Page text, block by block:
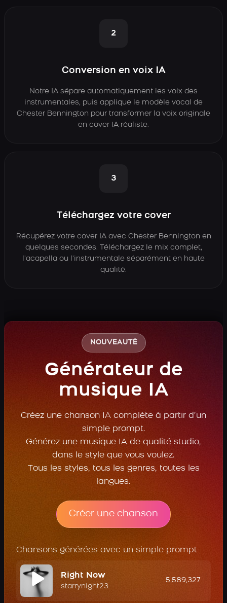
2
Conversion en voix IA
Notre IA sépare automatiquement les voix des
instrumentales, puis applique le modèle vocal de
Chester Bennington pour transformer la voix originale
en cover IA réaliste.
3
Téléchargez votre cover
Récupérez votre cover IA avec Chester Bennington en
quelques secondes. Téléchargez le mix complet,
l’acapella ou l’instrumentale séparément en haute
qualité.
NOUVEAUTÉ
Générateur de
musique IA
Créez une chanson IA complète à partir d’un
simple prompt.
Générez une musique IA de qualité studio,
dans le style que vous voulez.
Tous les styles, tous les genres, toutes les
langues.
Créer une chanson
Chansons générées avec un simple prompt
Right Now
starrynight23
5,589,327